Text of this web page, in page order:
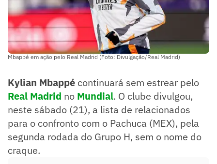
Mbappé em ação pelo Real Madrid (Foto: Divulgação/Real Madrid)
Kylian Mbappé continuará sem estrear pelo
Real Madrid no Mundial. O clube divulgou,
neste sábado (21), a lista de relacionados
para o confronto com o Pachuca (MEX), pela
segunda rodada do Grupo H, sem o nome do
craque.